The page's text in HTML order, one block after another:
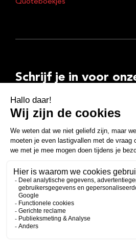
Quoteboekjes
Schrijf je in voor
E-
mailadres
Inschrijven
FacebookInstagramLinkedInYouTubeSpotify
Copyright 2026